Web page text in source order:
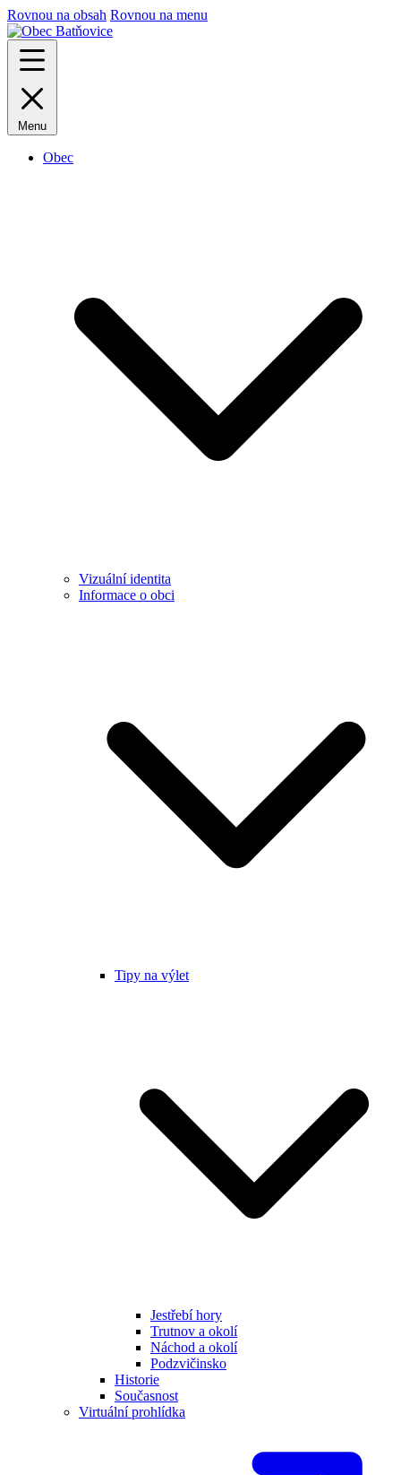
Rovnou na obsah Rovnou na menu
Menu
Obec
Vizuální identita
Informace o obci
Tipy na výlet
Jestřebí hory
Trutnov a okolí
Náchod a okolí
Podzvičinsko
Historie
Současnost
Virtuální prohlídka